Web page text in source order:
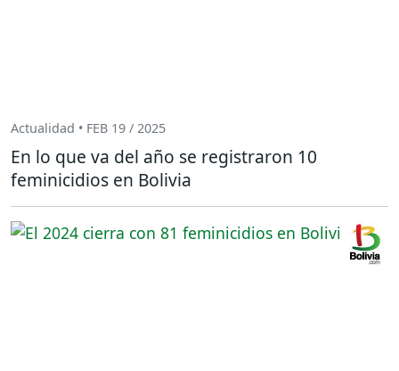
Actualidad • FEB 19 / 2025
En lo que va del año se registraron 10
feminicidios en Bolivia